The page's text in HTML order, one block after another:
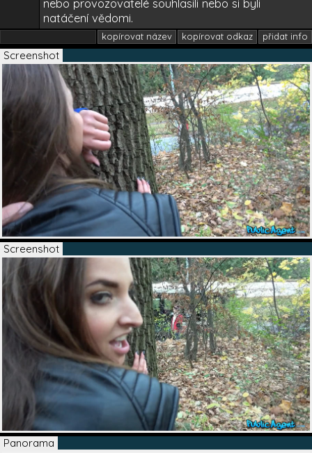
209
nebo provozovatelé souhlasili nebo si byli
natáčení vědomi.
kopírovat název kopírovat odkaz přidat info
Screenshot
Screenshot
Panorama